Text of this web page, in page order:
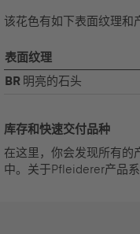
该花色有如下表面纹理和
表面纹理
BR 明亮的石头
库存和快速交付品种
在这里，你会发现所有的
中。关于Pfleiderer产品